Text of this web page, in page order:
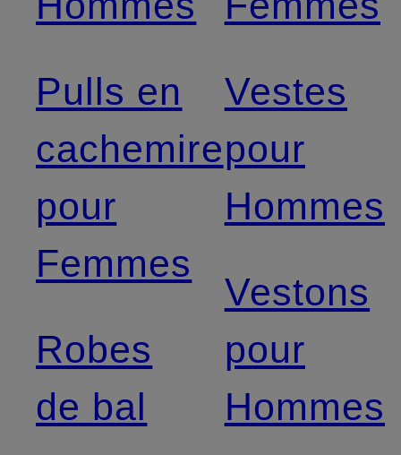
Pulls en
cachemire
pour
Femmes
Robes
de bal
Vestes
pour
Hommes
Vestons
pour
Hommes